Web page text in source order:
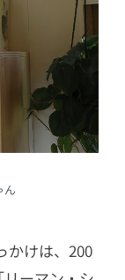
ん
かけは、200